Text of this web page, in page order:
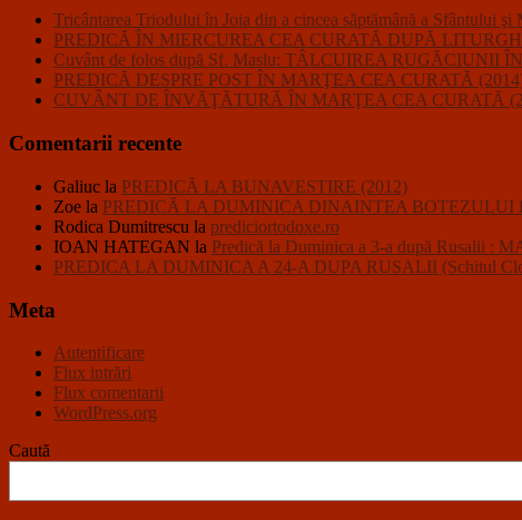
Tricântarea Triodului în Joia din a cincea săptămână a Sfântului
PREDICĂ ÎN MIERCUREA CEA CURATĂ DUPĂ
Cuvânt de folos după Sf. Maslu: TÂLCUIREA
PREDICĂ DESPRE POST ÎN MARŢEA CEA CURATĂ
CUVÂNT DE ÎNVĂŢĂTURĂ ÎN MARŢEA CEA CURATĂ
Comentarii recente
Galiuc la PREDICĂ LA BUNAVESTIRE (2012)
Zoe la PREDICĂ LA DUMINICA DINAINTEA BOTEZULUI
Rodica Dumitrescu la prediciortodoxe.ro
IOAN HATEGAN la Predică la Duminica a 3-a după Rusalii
PREDICA LA DUMINICA A 24-A DUPA RUSALII (Schitul
Meta
Autentificare
Flux intrări
Flux comentarii
WordPress.org
Caută